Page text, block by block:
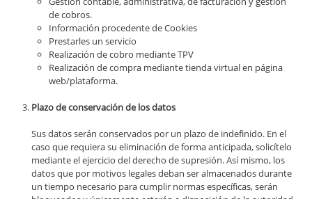
de cobros.
Información procedente de Cookies
Prestarles un servicio
Realización de cobro mediante TPV
Realización de compra mediante tienda virtual en página
web/plataforma.
Plazo de conservación de los datos
Sus datos serán conservados por un plazo de indefinido. En el
caso que requiera su eliminación de forma anticipada, solicítelo
mediante el ejercicio del derecho de supresión. Así mismo, los
datos que por motivos legales deban ser almacenados durante
un tiempo necesario para cumplir normas específicas, serán